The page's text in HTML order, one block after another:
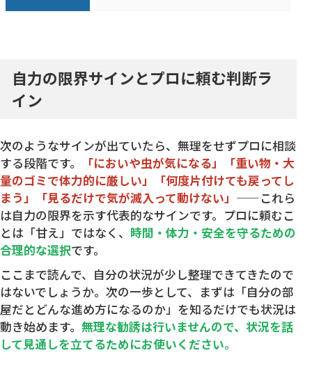
自力の限界サインとプロに頼む判断ラ
イン
次のようなサインが出ていたら、無理をせずプロに相談
する段階です。
「においや虫が気になる」「重い物・大
量のゴミで体力的に厳しい」「何度片付けても戻ってし
まう」「見るだけで気が滅入って動けない」 ——これら
は自力の限界を示す代表的なサインです。プロに頼むこ
とは「甘え」ではなく、 時間・体力・安全を守るための
合理的な選択です。
ここまで読んで、自分の状況が少し整理できてきたので
はないでしょうか。次の一歩として、まずは「自分の部
屋だとどんな進め方になるのか」を知るだけでも状況は
動き始めます。 無理な勧誘は行いませんので、状況を話
して見通しを立てるためにお使いください。